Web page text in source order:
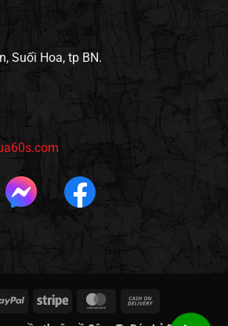
Suối Hoa, tp BN.
PayPal Stripe MasterCard